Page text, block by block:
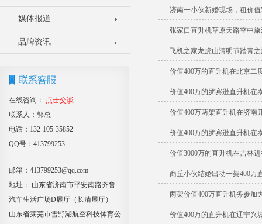
媒体报道
品牌资讯
在线咨询：
点击交谈
联系人：郭总
电话：132-105-35852
QQ号：413799253
邮箱：413799253@qq.com
地址： 山东省济南市平安南路齐鲁
汽车生活广场D展厅（长清展厅）
山东省莱芜市雪野湖航空科技体育公
济南一小伙新婚现场，租价
张家口直升机草原天路空中
飞机之家龙虎山清明节踏青
价值400万的直升机在北京二
价值400万的罗宾逊直升机在
价值400万两架直升机在济南
价值400万的罗宾逊直升机在
价值3000万的直升机在吉林
商丘小伙结婚出动一架400万
两架价值400万直升机务参加
价值400万的直升机在辽宁兴